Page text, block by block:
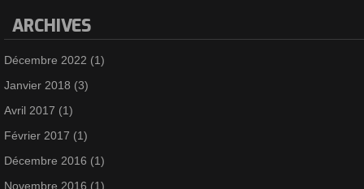
ARCHIVES
Décembre 2022 (1)
Janvier 2018 (3)
Avril 2017 (1)
Février 2017 (1)
Décembre 2016 (1)
Novembre 2016 (1)